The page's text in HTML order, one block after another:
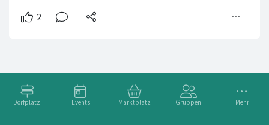
Dorfplatz Events Marktplatz Gruppen Mehr